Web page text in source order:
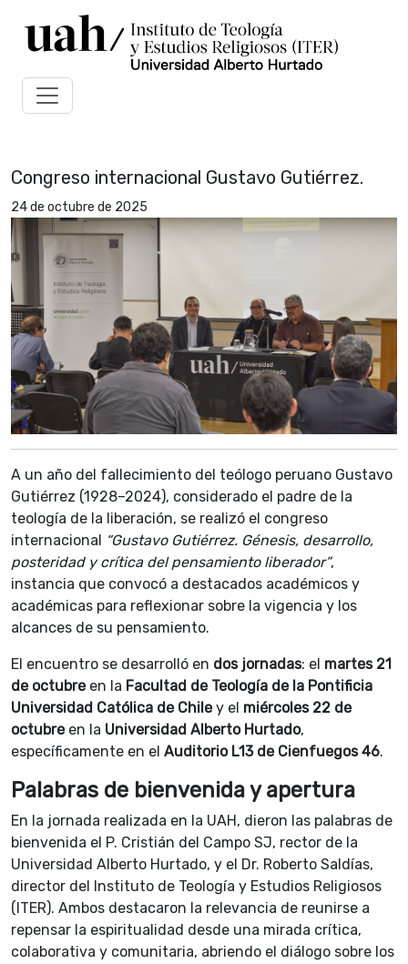
Congreso internacional Gustavo Gutiérrez.
24 de octubre de 2025
A un año del fallecimiento del teólogo peruano Gustavo
Gutiérrez (1928–2024), considerado el padre de la
teología de la liberación, se realizó el congreso
internacional “Gustavo Gutiérrez. Génesis, desarrollo,
posteridad y crítica del pensamiento liberador”,
instancia que convocó a destacados académicos y
académicas para reflexionar sobre la vigencia y los
alcances de su pensamiento.
El encuentro se desarrolló en dos jornadas: el martes 21
de octubreen la Facultad de Teología de la Pontificia
Universidad Católica de Chiley el miércoles 22 de
octubreen la Universidad Alberto Hurtado,
específicamente en el Auditorio L13 de Cienfuegos 46.
Palabras de bienvenida y apertura
En la jornada realizada en la UAH, dieron las palabras de
bienvenida el P. Cristián del Campo SJ, rector de la
Universidad Alberto Hurtado, y el Dr. Roberto Saldías,
director del Instituto de Teología y Estudios Religiosos
(ITER). Ambos destacaron la relevancia de reunirse a
repensar la espiritualidad desde una mirada crítica,
colaborativa y comunitaria, abriendo el diálogo sobre los